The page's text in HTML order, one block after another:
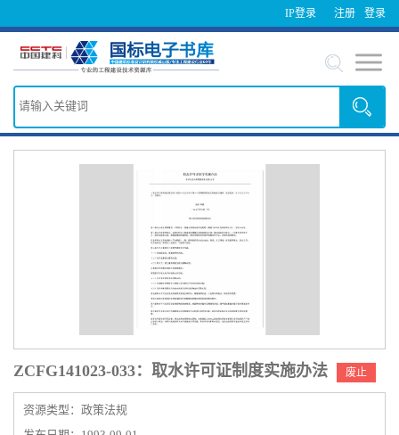
IP登录 登录
注册
ZCFG141023-033：取水许可证制度实施办法 废止
资源类型：政策法规